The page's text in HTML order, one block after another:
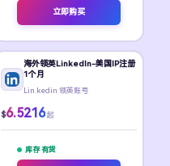
立即购买
海外领英LinkedIn-美国IP注册
1个月
Lin.kedin 领英账号
$6.5216 起
库存 有货